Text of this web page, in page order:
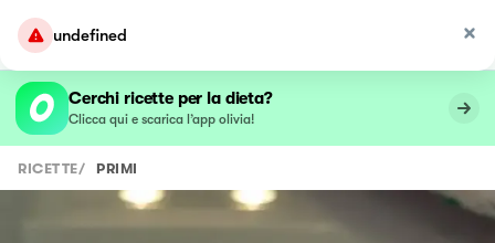
undefined
Cerchi ricette per la dieta?
Clicca qui e scarica l’app olivia!
RICETTE/ PRIMI